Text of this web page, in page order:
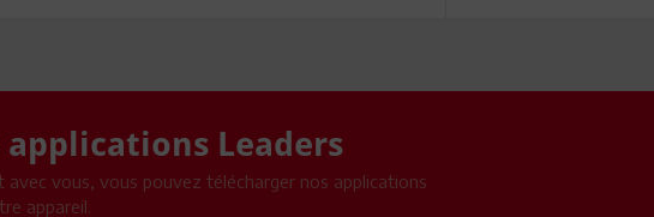
applications Leaders
vous, vous pouvez télécharger nos applications
appareil.